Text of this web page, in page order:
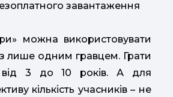
завантаження
можна використовувати
із лише одним гравцем. Грати
від 3 до 10 років. А для
кількість учасників – не